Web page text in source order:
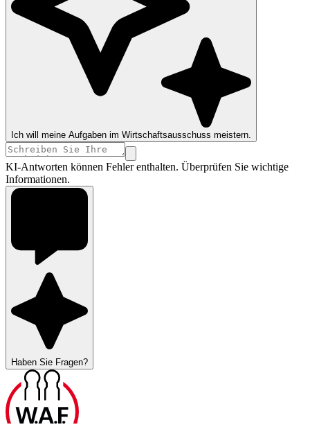
Ich will meine Aufgaben im Wirtschaftsausschuss meistern.
KI-Antworten können Fehler enthalten. Überprüfen Sie wichtige
Informationen.
Haben Sie Fragen?